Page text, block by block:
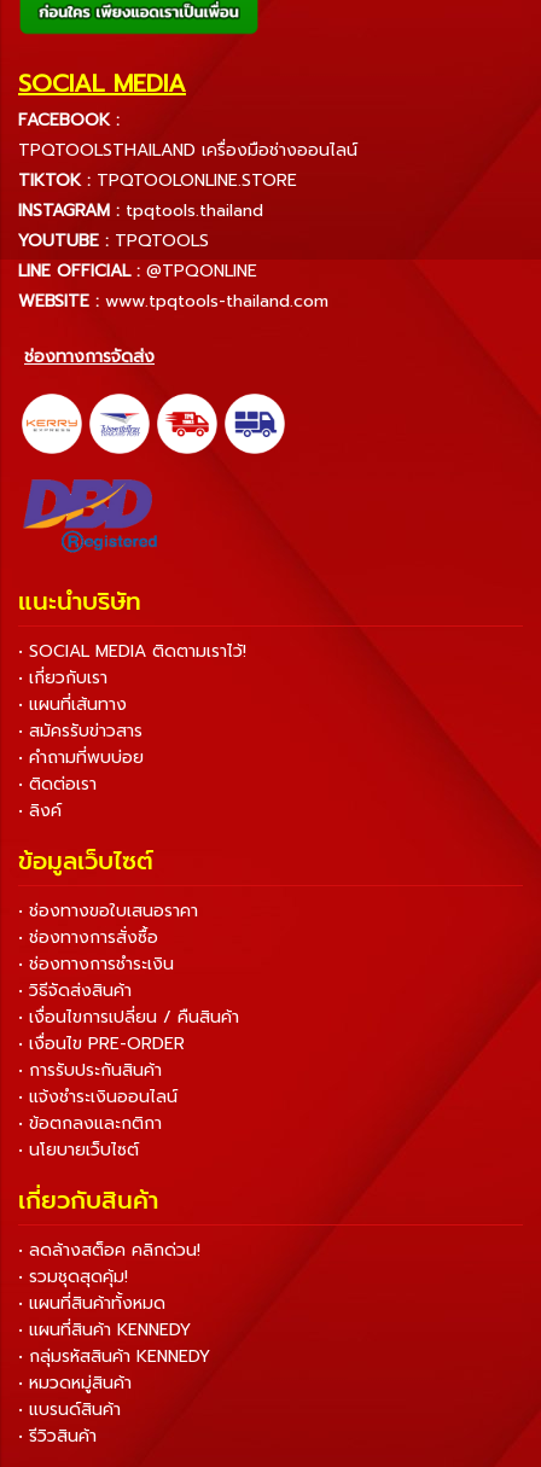
SOCIAL MEDIA
FACEBOOK :
TPQTOOLSTHAILAND เครื่องมือช่างออนไลน์
TIKTOK : TPQTOOLONLINE.STORE
INSTAGRAM : tpqtools.thailand
YOUTUBE : TPQTOOLS
LINE OFFICIAL : @TPQONLINE
WEBSITE : www.tpqtools-thailand.com
ช่องทางการจัดส่ง
แนะนำบริษัท
• SOCIAL MEDIA ติดตามเราไว้!
• เกี่ยวกับเรา
• แผนที่เส้นทาง
• สมัครรับข่าวสาร
• คำถามที่พบบ่อย
• ติดต่อเรา
• ลิงค์
ข้อมูลเว็บไซต์
• ช่องทางขอใบเสนอราคา
• ช่องทางการสั่งซื้อ
• ช่องทางการชำระเงิน
• วิธีจัดส่งสินค้า
• เงื่อนไขการเปลี่ยน / คืนสินค้า
• เงื่อนไข PRE-ORDER
• การรับประกันสินค้า
• แจ้งชำระเงินออนไลน์
• ข้อตกลงและกติกา
• นโยบายเว็บไซต์
เกี่ยวกับสินค้า
• ลดล้างสต็อค คลิกด่วน!
• รวมชุดสุดคุ้ม!
• แผนที่สินค้าทั้งหมด
• แผนที่สินค้า KENNEDY
• กลุ่มรหัสสินค้า KENNEDY
• หมวดหมู่สินค้า
• แบรนด์สินค้า
• รีวิวสินค้า